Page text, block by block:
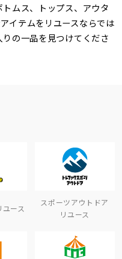
ムス、トップス、アウタ
イテムをリユースならでは
の一品を見つけてくださ
ース
スポーツアウトドア
リユース